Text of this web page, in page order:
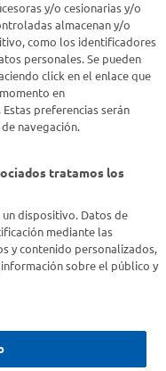
acá
y/o cesionarias y/o
almacenan y/o
como los identificadores
personales. Se pueden
click en el enlace que
en
preferencias serán
navegación.
tratamos los
dispositivo. Datos de
mediante las
y contenido personalizados,
sobre el público y